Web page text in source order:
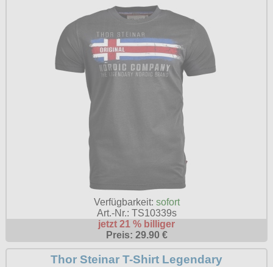
Verfügbarkeit: sofort
Art.-Nr.: TS10339s
jetzt 21 % billiger
Preis: 29.90 €
Thor Steinar T-Shirt Legendary